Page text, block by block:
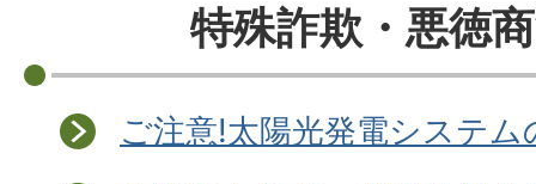
特殊詐欺・悪徳
ご注意!太陽光発電システム